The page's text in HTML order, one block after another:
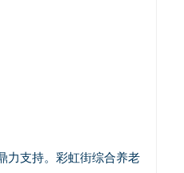
力支持。彩虹街综合养老